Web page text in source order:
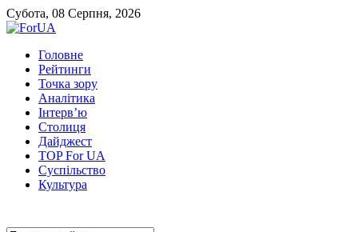
Субота, 08 Серпня, 2026
Головне
Рейтинги
Точка зору
Аналітика
Інтерв’ю
Столиця
Дайджест
TOP For UA
Суспiльство
Культура